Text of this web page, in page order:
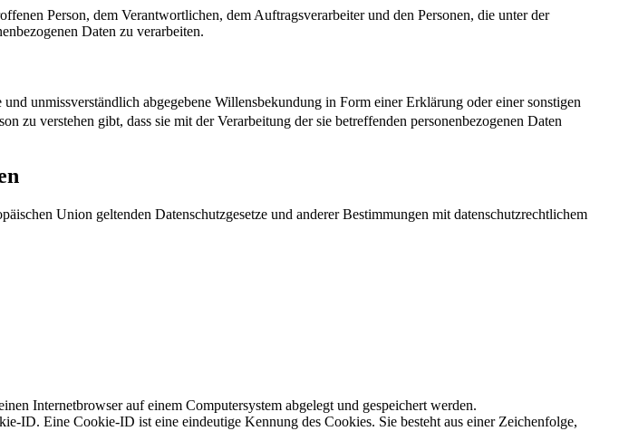
Person, dem Verantwortlichen, dem Auftragsverarbeiter und den Personen, die unter der
Daten zu verarbeiten.
unmissverständlich abgegebene Willensbekundung in Form einer Erklärung oder einer sonstigen
verstehen gibt, dass sie mit der Verarbeitung der sie betreffenden personenbezogenen Daten
Union geltenden Datenschutzgesetze und anderer Bestimmungen mit datenschutzrechtlichem
Internetbrowser auf einem Computersystem abgelegt und gespeichert werden.
ID. Eine Cookie-ID ist eine eindeutige Kennung des Cookies. Sie besteht aus einer Zeichenfolge,